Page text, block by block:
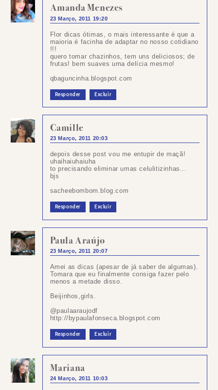
Amanda Menezes
23 Março, 2011 19:20
Flor dicas ótimas, o mais interessante é que a
maioria é facinha de adaptar no nosso cotidiano
!!!
quero tomar chazinhos, tem uns deliciosos; de
frutas! bem suaves uma delícia mesmo!
qbaguncinha.blogspot.com
Responder Excluir
Camille
23 Março, 2011 20:03
depois desse post vou me entupir de maçã!
uhaihaiuhaiuha
to precisando eliminar umas celulitizinhas...
bjs
sacheebombom.blog.com
Responder Excluir
Paula Araújo
23 Março, 2011 20:07
Amei as dicas (apesar de já saber de algumas).
Tomara que eu finalmente consiga fazer pelo
menos a metade disso.
Beijinhos,girls.
@paulaaraujodf
http://bypaulafonseca.blogspot.com
Responder Excluir
Mariana
24 Março, 2011 10:03